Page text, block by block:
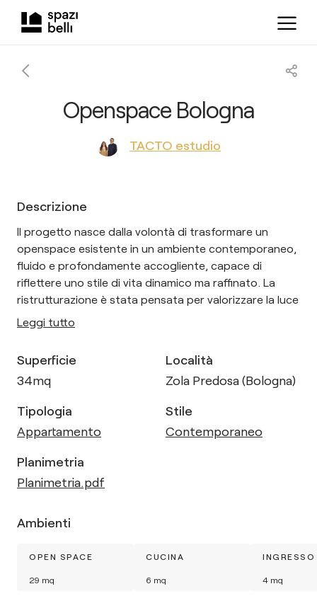
Openspace Bologna
TACTO estudio
Descrizione
Il progetto nasce dalla volontà di trasformare un
openspace esistente in un ambiente contemporaneo,
fluido e profondamente accogliente, capace di
riflettere uno stile di vita dinamico ma raffinato. La
ristrutturazione è stata pensata per valorizzare la luce
Leggi tutto
Superficie
34mq
Località
Zola Predosa (Bologna)
Tipologia
Appartamento
Stile
Contemporaneo
Planimetria
Planimetria.pdf
Ambienti
OPEN SPACE
29 mq
CUCINA
6 mq
INGRESSO
4 mq